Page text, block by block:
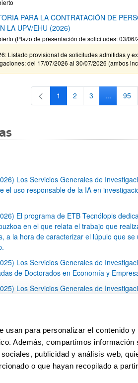
usan para personalizar el contenido
Además, compartimos información
publicidad y análisis web,
o que hayan recopilado a
PARA LA CONTRATACIÓN DE
LA UPV/EHU (2026)
(Plazo de presentación de solicitudes: 03/
Listado provisional de solicitudes admitidas y
del 17/07/2026 al 30/07/2026 (ambos
Página
1 Página
2 Página
3 ...Páginas
95
Los Servicios Generales de
el uso responsable de la IA en
El programa de ETB Tecnólopis
en el que relata el trabajo que
a la hora de caracterizar el lúpulo que
Los Servicios Generales de
de Doctorados en Economía y
Los Servicios Generales de
química de dos variedades de
Página
1 Página
2 Página
3 ...
Páginas
79